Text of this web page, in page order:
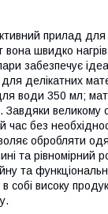
прилад для
вона швидко
забезпечує
делікатних
води 350 мл;
Завдяки
час без
обробляти
та
та
високу